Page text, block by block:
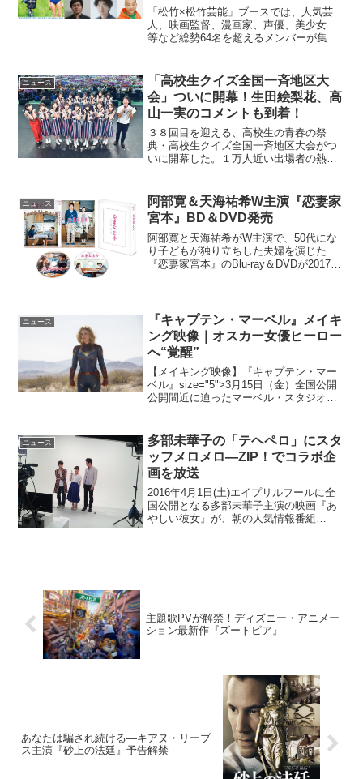
降臨♪
「松竹×松竹芸能」ブースでは、人気芸
人、映画監督、漫画家、声優、美少女…
等など総勢64名を超えるメンバーが集
分からは、映画『スイートプールサイ
ド』原作者である...
ニュース
「高校生クイズ全国一斉地区大
会」ついに開幕！生田絵梨花、高
山一実のコメントも到着！
３８回目を迎える、高校生の青春の祭
典・高校生クイズ全国一斉地区大会がつ
いに開幕した。１万人近い出場者の熱き
勝を誇る埼玉県・浦和高校、昨年優勝し
た三重県・桜丘高校など、...
ニュース
阿部寛＆天海祐希W主演『恋妻家
宮本』BD＆DVD発売
阿部寛と天海祐希がW主演で、50代にな
り子どもが独り立ちした夫婦を演じた
『恋妻家宮本』のBlu-ray＆DVDが2017年
ニュース
『キャプテン・マーベル』メイキ
ング映像｜オスカー女優ヒーロー
へ“覚醒”
【メイキング映像】『キャプテン・マー
ベル』size="5">3月15日（金）全国公開
公開間近に迫ったマーベル・スタジオ最
い方を習得してもらった」と監督が語る
先には、20...
ニュース
多部未華子の「テヘペロ」にスタ
ッフメロメロ―ZIP！でコラボ企
画を放送
2016年4月1日(土)エイプリルフールに全
国公開となる多部未華子主演の映画『あ
やしい彼女』が、朝の人気情報番組
主題歌PVが解禁！ディズニー・アニメー
ション最新作『ズートピア』
あなたは騙され続ける―キアヌ・リーブ
ス主演『砂上の法廷』予告解禁